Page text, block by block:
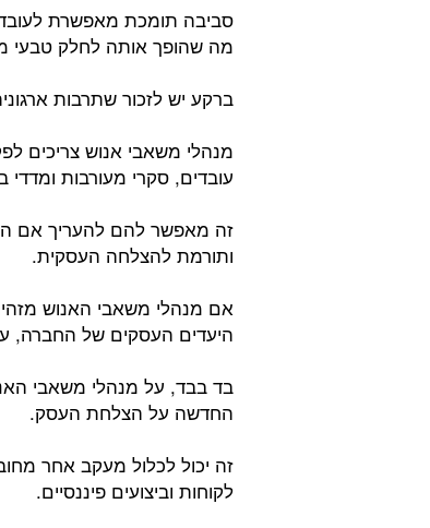
סביבה תומכת מאפשרת
מה שהופך אותה לחלק טבעי
ברקע יש לזכור שתרבות
מנהלי משאבי אנוש צריכים
עובדים, סקרי מעורבות ומדדי
זה מאפשר להם להעריך אם
ותורמת להצלחה העסקית.
אם מנהלי משאבי האנוש
היעדים העסקים של החברה,
בד בבד, על מנהלי משאבי
החדשה על הצלחת העסק.
זה יכול לכלול מעקב אחר
לקוחות וביצועים פיננסיים.